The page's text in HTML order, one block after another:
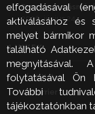
Precíz
2026. június 24.
LINKEK
Vállalat
Karrier
Hírlevél
elfogadásával
aktiválásához és
melyet bármikor
található
megnyitásával.
folytatásával Ön
További
tájékoztatónkban